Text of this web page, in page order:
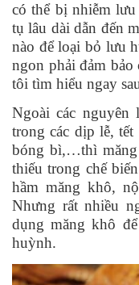
có thể bị nhiễm
tụ lâu dài dẫn đến
nào để loại bỏ lưu
ngon phải đảm bảo
tôi tìm hiểu ngay
Ngoài các nguyên
trong các dịp lễ,
bóng bì,…thì măng
thiếu trong chế
hầm măng khô,
Nhưng rất nhiều
dụng măng khô
huỳnh.